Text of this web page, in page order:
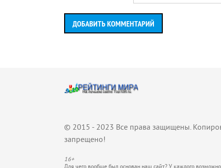
ДОБАВИТЬ КОММЕНТАРИЙ
© 2015 - 2023 Все права защищены.
запрещено!
16+